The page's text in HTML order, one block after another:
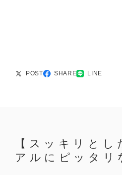
POST SHARE LINE
【スッキリとし
アルにピッタリ